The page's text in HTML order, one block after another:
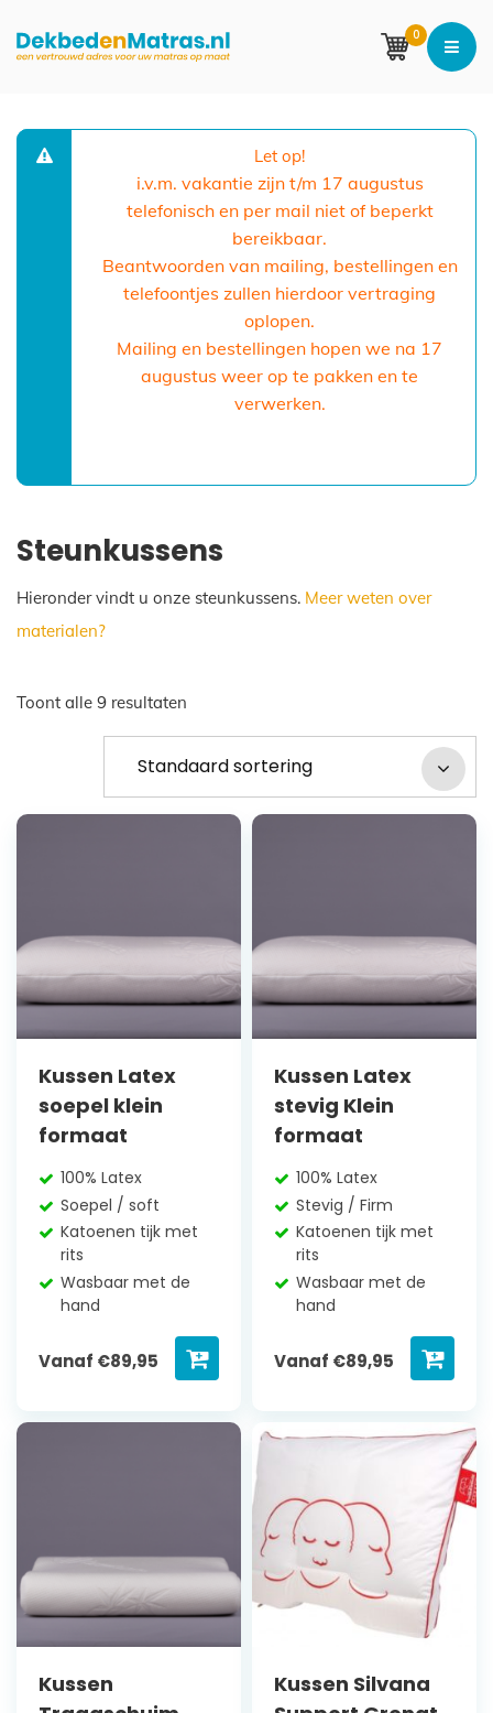
0
Let op!
i.v.m. vakantie zijn t/m 17 augustus
telefonisch en per mail niet of beperkt
bereikbaar.
Beantwoorden van mailing, bestellingen en
telefoontjes zullen hierdoor vertraging
oplopen.
Mailing en bestellingen hopen we na 17
augustus weer op te pakken en te
verwerken.
Steunkussens
Hieronder vindt u onze steunkussens. Meer weten over
materialen?
Toont alle 9 resultaten
Kussen Latex
soepel klein
formaat
100% Latex
Soepel / soft
Katoenen tijk met
rits
Wasbaar met de
hand
Vanaf €89,95
Kussen Latex
stevig Klein
formaat
100% Latex
Stevig / Firm
Katoenen tijk met
rits
Wasbaar met de
hand
Vanaf €89,95
Kussen
Kussen Silvana